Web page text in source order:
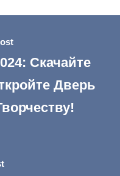
Скачайте
Дверь